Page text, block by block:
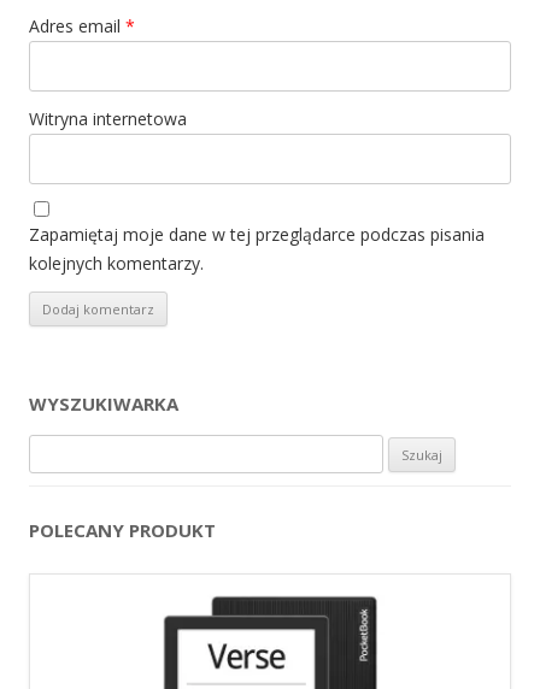
Adres email *
Witryna internetowa
Zapamiętaj moje dane w tej przeglądarce podczas pisania
kolejnych komentarzy.
WYSZUKIWARKA
POLECANY PRODUKT